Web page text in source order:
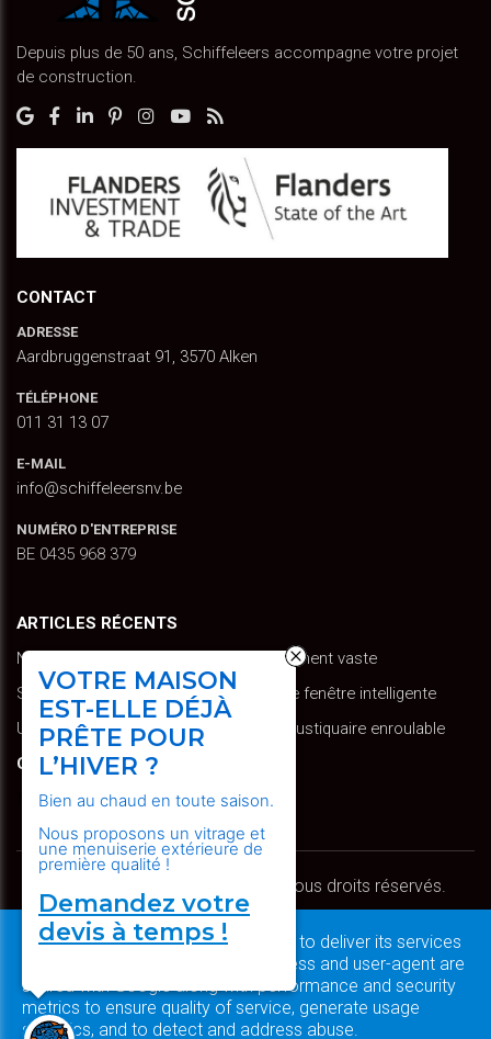
Depuis plus de 50 ans, Schiffeleers accompagne votre projet
de construction.
CONTACT
ADRESSE
Aardbruggenstraat 91, 3570 Alken
TÉLÉPHONE
011 31 13 07
E-MAIL
info@schiffeleersnv.be
NUMÉRO D'ENTREPRISE
BE 0435 968 379
ARTICLES RÉCENTS
Nos moustiquaires : un choix étonnamment vaste
Schüco Ventilation Vent : ventilation de fenêtre intelligente
Un nouveau produit arrive : la porte moustiquaire enroulable
GOOGLE TRADUCTION
Select Language
Copyright © 2026 Schiffeleers. Tous droits réservés.
Confidentialité & Cookies
This site uses cookies from Google to deliver its services
and to analyze traffic. Your IP address and user-agent are
shared with Google along with performance and security
metrics to ensure quality of service, generate usage
statistics, and to detect and address abuse.
VOTRE MAISON
EST-ELLE DÉJÀ
PRÊTE POUR
L’HIVER ?
Bien au chaud en toute saison.
Nous proposons un vitrage et
une menuiserie extérieure de
première qualité !
Demandez votre
devis à temps !